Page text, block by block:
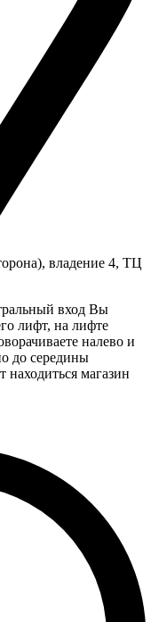
владение 4, ТЦ
вход Вы
лифт, на лифте
налево и
до середины
находиться магазин